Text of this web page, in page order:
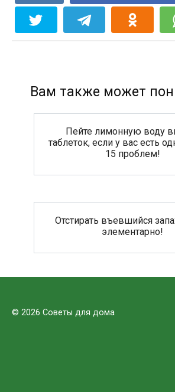
Вам также может
Пейте лимонную воду
таблеток, если у вас есть
15 проблем!
Отстирать въевшийся
элементарно!
© 2026 Советы для дома